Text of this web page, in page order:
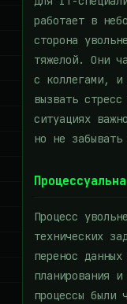
работает в
сторона
тяжелой. Они
с коллегами, и
вызвать
ситуациях
но не забывать
Процесс
технических
перенос
планирования
процессы были